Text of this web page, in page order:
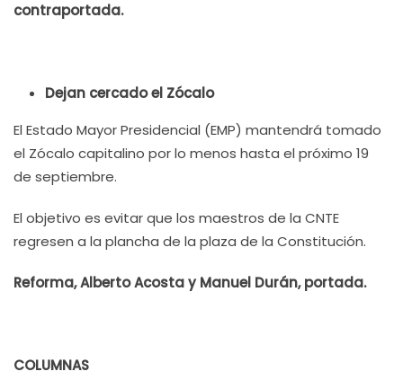
contraportada.
Dejan cercado el Zócalo
El Estado Mayor Presidencial (EMP) mantendrá tomado
el Zócalo capitalino por lo menos hasta el próximo 19
de septiembre.
El objetivo es evitar que los maestros de la CNTE
regresen a la plancha de la plaza de la Constitución.
Reforma, Alberto Acosta y Manuel Durán, portada.
COLUMNAS